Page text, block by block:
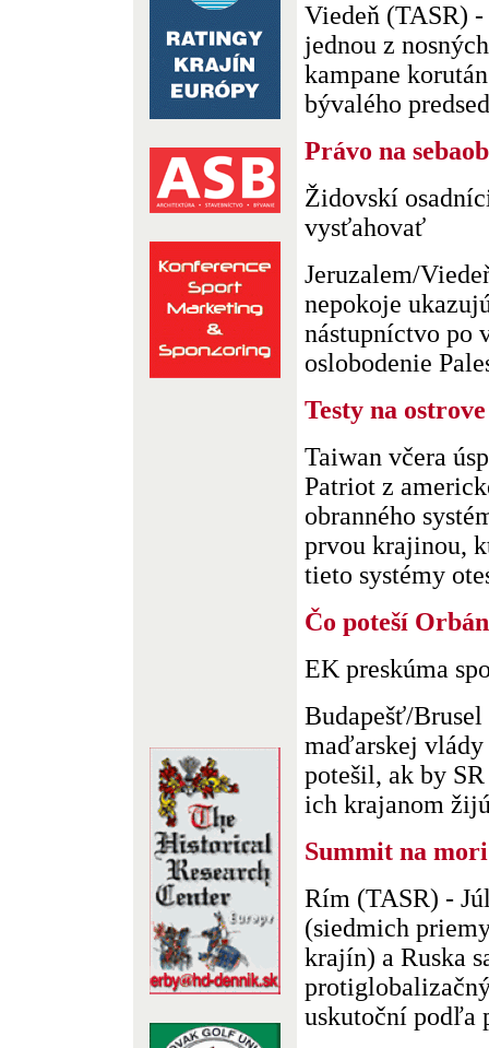
Viedeň (TASR)
jednou z
kampane
bývalého
Právo na
Židovskí
vysťahovať
Jeruzalem/
nepokoje
nástupníctvo po
oslobodenie
Testy na ostrove
Taiwan včera
Patriot z
obranného
prvou krajinou,
tieto systémy
Čo poteší
EK preskúma
Budapešť/Brusel
maďarskej
potešil, ak by
ich krajanom
Summit na
Rím (TASR) -
(siedmich
krajín) a Ruska
uskutoční podľa